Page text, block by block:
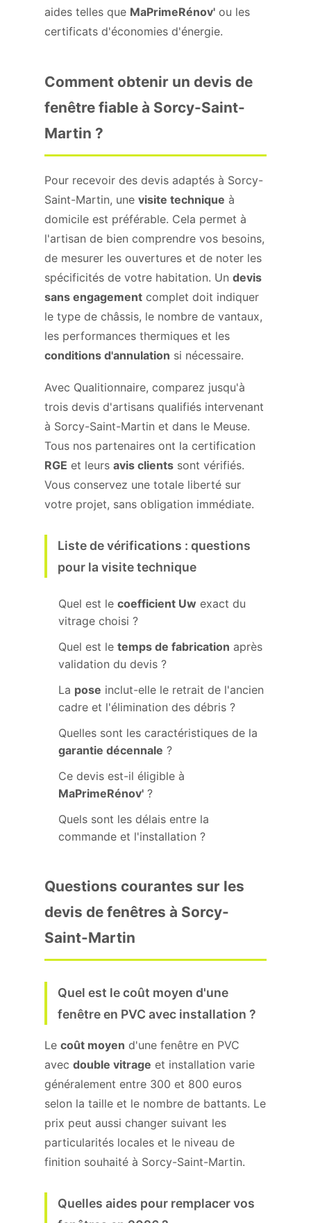
aides telles que MaPrimeRénov' ou les
certificats d'économies d'énergie.
Comment obtenir un devis de
fenêtre fiable à Sorcy-Saint-
Martin ?
Pour recevoir des devis adaptés à Sorcy-
Saint-Martin, une visite technique à
domicile est préférable. Cela permet à
l'artisan de bien comprendre vos besoins,
de mesurer les ouvertures et de noter les
spécificités de votre habitation. Un devis
sans engagement complet doit indiquer
le type de châssis, le nombre de vantaux,
les performances thermiques et les
conditions d'annulation si nécessaire.
Avec Qualitionnaire, comparez jusqu'à
trois devis d'artisans qualifiés intervenant
à Sorcy-Saint-Martin et dans le Meuse.
Tous nos partenaires ont la certification
RGE et leurs avis clients sont vérifiés.
Vous conservez une totale liberté sur
votre projet, sans obligation immédiate.
Liste de vérifications : questions
pour la visite technique
Quel est le coefficient Uw exact du
vitrage choisi ?
Quel est le temps de fabrication après
validation du devis ?
La pose inclut-elle le retrait de l'ancien
cadre et l'élimination des débris ?
Quelles sont les caractéristiques de la
garantie décennale ?
Ce devis est-il éligible à
MaPrimeRénov' ?
Quels sont les délais entre la
commande et l'installation ?
Questions courantes sur les
devis de fenêtres à Sorcy-
Saint-Martin
Quel est le coût moyen d'une
fenêtre en PVC avec installation ?
Le coût moyen d'une fenêtre en PVC
avec double vitrage et installation varie
généralement entre 300 et 800 euros
selon la taille et le nombre de battants. Le
prix peut aussi changer suivant les
particularités locales et le niveau de
finition souhaité à Sorcy-Saint-Martin.
Quelles aides pour remplacer vos